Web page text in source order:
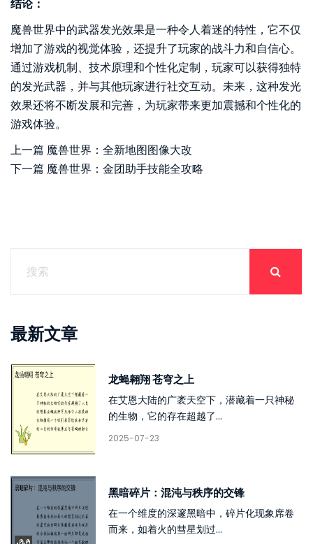
结论：
魔兽世界中的武器发光效果是一种令人着迷的特性，它不仅
增加了游戏的视觉体验，还提升了玩家的战斗力和自信心。
通过游戏机制、技术原理和个性化定制，玩家可以获得独特
的发光武器，并与其他玩家进行社交互动。未来，这种发光
效果还将不断发展和完善，为玩家带来更加震撼和个性化的
游戏体验。
上一篇 魔兽世界：全新地图图像大改
下一篇 魔兽世界：金团助手技能全攻略
最新文章
龙蝇翱翔 苍穹之上
在艾恩大陆的广袤天空下，潜藏着一只神秘
的生物，它的存在超越了...
2025-07-23
黑暗碎片：混沌与秩序的交锋
在一个维度的深邃黑暗中，碎片化现象席卷
而来，如着火的彗星划过...